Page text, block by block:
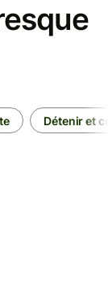
Détenir et